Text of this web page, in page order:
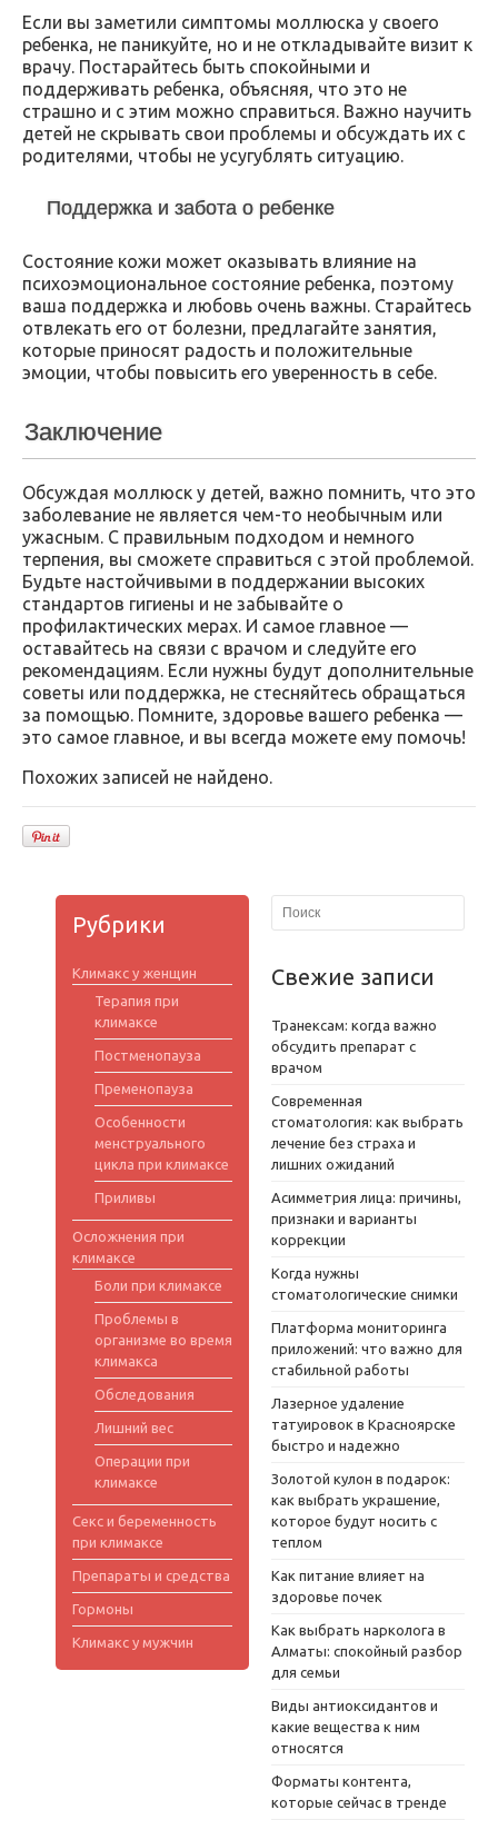
Если вы заметили симптомы моллюска у своего
ребенка, не паникуйте, но и не откладывайте визит к
врачу. Постарайтесь быть спокойными и
поддерживать ребенка, объясняя, что это не
страшно и с этим можно справиться. Важно научить
детей не скрывать свои проблемы и обсуждать их с
родителями, чтобы не усугублять ситуацию.
Поддержка и забота о ребенке
Состояние кожи может оказывать влияние на
психоэмоциональное состояние ребенка, поэтому
ваша поддержка и любовь очень важны. Старайтесь
отвлекать его от болезни, предлагайте занятия,
которые приносят радость и положительные
эмоции, чтобы повысить его уверенность в себе.
Заключение
Обсуждая моллюск у детей, важно помнить, что это
заболевание не является чем-то необычным или
ужасным. С правильным подходом и немного
терпения, вы сможете справиться с этой проблемой.
Будьте настойчивыми в поддержании высоких
стандартов гигиены и не забывайте о
профилактических мерах. И самое главное —
оставайтесь на связи с врачом и следуйте его
рекомендациям. Если нужны будут дополнительные
советы или поддержка, не стесняйтесь обращаться
за помощью. Помните, здоровье вашего ребенка —
это самое главное, и вы всегда можете ему помочь!
Похожих записей не найдено.
Рубрики
Климакс у женщин
Терапия при
климаксе
Постменопауза
Пременопауза
Особенности
менструального
цикла при климаксе
Приливы
Осложнения при
климаксе
Боли при климаксе
Проблемы в
организме во время
климакса
Обследования
Лишний вес
Операции при
климаксе
Секс и беременность
при климаксе
Препараты и средства
Гормоны
Климакс у мужчин
Свежие записи
Транексам: когда важно
обсудить препарат с
врачом
Современная
стоматология: как выбрать
лечение без страха и
лишних ожиданий
Асимметрия лица: причины,
признаки и варианты
коррекции
Когда нужны
стоматологические снимки
Платформа мониторинга
приложений: что важно для
стабильной работы
Лазерное удаление
татуировок в Красноярске
быстро и надежно
Золотой кулон в подарок:
как выбрать украшение,
которое будут носить с
теплом
Как питание влияет на
здоровье почек
Как выбрать нарколога в
Алматы: спокойный разбор
для семьи
Виды антиоксидантов и
какие вещества к ним
относятся
Форматы контента,
которые сейчас в тренде